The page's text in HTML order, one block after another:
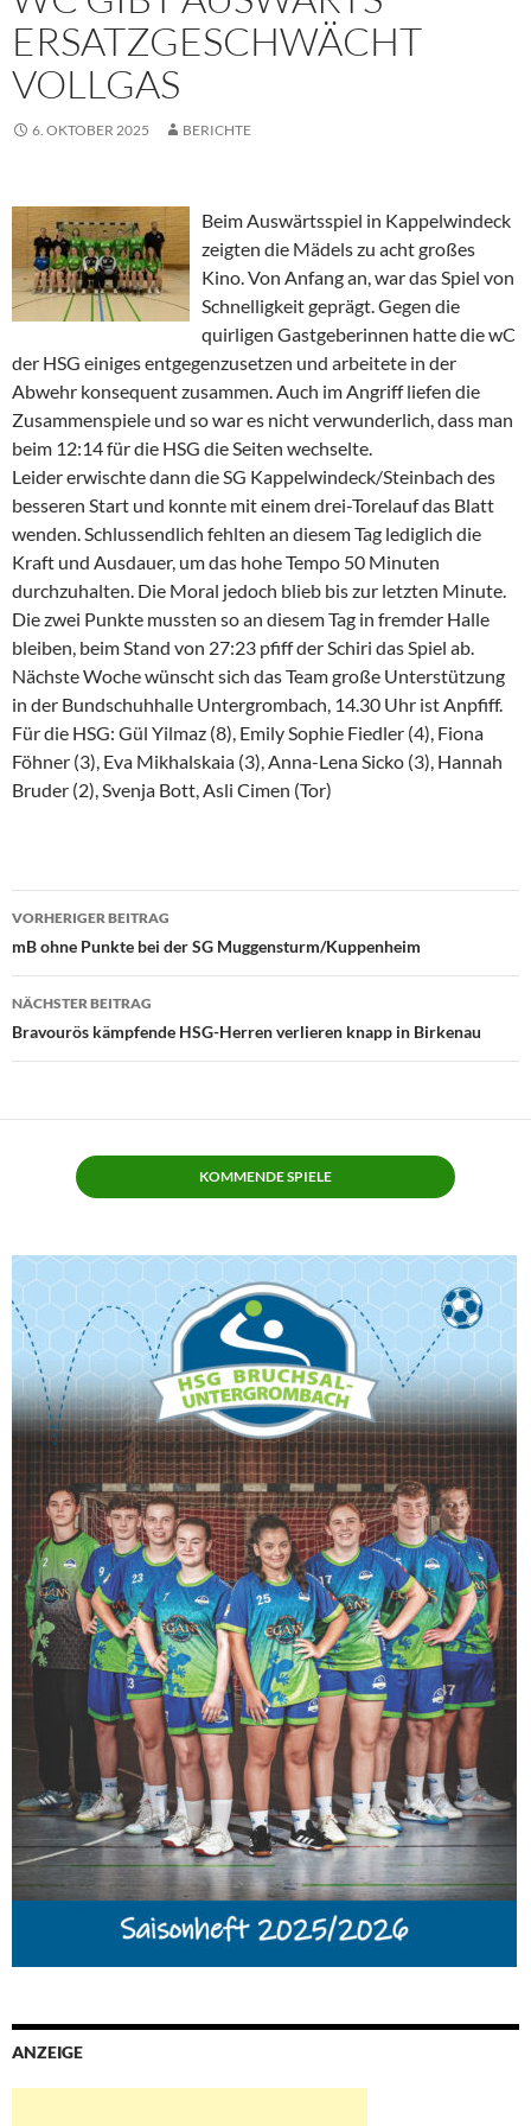
ERSATZGESCHWÄCHT
VOLLGAS
6. OKTOBER 2025 BERICHTE
Beim Auswärtsspiel in Kappelwindeck
zeigten die Mädels zu acht großes
Kino. Von Anfang an, war das Spiel von
Schnelligkeit geprägt. Gegen die
quirligen Gastgeberinnen hatte die wC
der HSG einiges entgegenzusetzen und arbeitete in der
Abwehr konsequent zusammen. Auch im Angriff liefen die
Zusammenspiele und so war es nicht verwunderlich, dass man
beim 12:14 für die HSG die Seiten wechselte.
Leider erwischte dann die SG Kappelwindeck/Steinbach des
besseren Start und konnte mit einem drei-Torelauf das Blatt
wenden. Schlussendlich fehlten an diesem Tag lediglich die
Kraft und Ausdauer, um das hohe Tempo 50 Minuten
durchzuhalten. Die Moral jedoch blieb bis zur letzten Minute.
Die zwei Punkte mussten so an diesem Tag in fremder Halle
bleiben, beim Stand von 27:23 pfiff der Schiri das Spiel ab.
Nächste Woche wünscht sich das Team große Unterstützung
in der Bundschuhhalle Untergrombach, 14.30 Uhr ist Anpfiff.
Für die HSG: Gül Yilmaz (8), Emily Sophie Fiedler (4), Fiona
Föhner (3), Eva Mikhalskaia (3), Anna-Lena Sicko (3), Hannah
Bruder (2), Svenja Bott, Asli Cimen (Tor)
Beitragsnavigation
VORHERIGER BEITRAG
mB ohne Punkte bei der SG Muggensturm/Kuppenheim
NÄCHSTER BEITRAG
Bra­vou­rös kämpfende HSG-Herren verlieren knapp in Birkenau
KOMMENDE SPIELE
ANZEIGE